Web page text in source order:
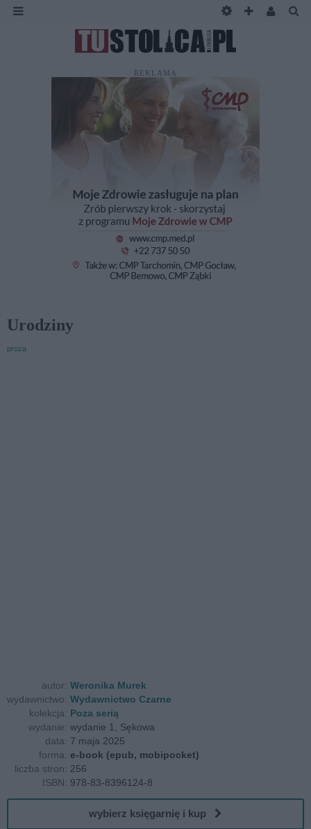
REKLAMA
Urodziny
proza
autor: Weronika Murek
wydawnictwo: Wydawnictwo Czarne
kolekcja: Poza serią
wydanie: wydanie 1, Sękowa
data: 7 maja 2025
forma: e-book (epub, mobipocket)
liczba stron: 256
ISBN: 978-83-8396124-8
wybierz księgarnię i kup